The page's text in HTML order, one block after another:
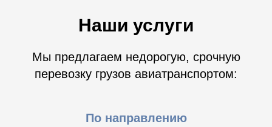
Наши услуги
Мы предлагаем недорогую, срочную
перевозку грузов авиатранспортом:
По направлению